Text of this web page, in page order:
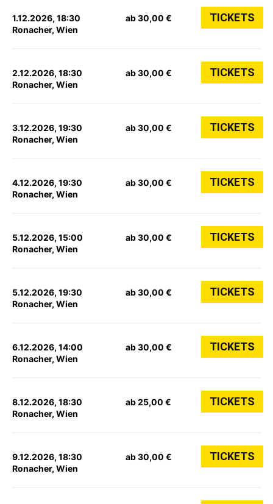
1.12.2026, 18:30
Ronacher, Wien
ab 30,00 € TICKETS
2.12.2026, 18:30
Ronacher, Wien
ab 30,00 € TICKETS
3.12.2026, 19:30
Ronacher, Wien
ab 30,00 € TICKETS
4.12.2026, 19:30
Ronacher, Wien
ab 30,00 € TICKETS
5.12.2026, 15:00
Ronacher, Wien
ab 30,00 € TICKETS
5.12.2026, 19:30
Ronacher, Wien
ab 30,00 € TICKETS
6.12.2026, 14:00
Ronacher, Wien
ab 30,00 € TICKETS
8.12.2026, 18:30
Ronacher, Wien
ab 25,00 € TICKETS
9.12.2026, 18:30
Ronacher, Wien
ab 30,00 € TICKETS